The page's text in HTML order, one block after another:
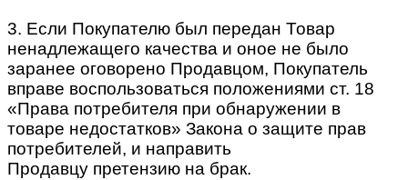
3. Если Покупателю был передан Товар
ненадлежащего качества и оное не было
заранее оговорено Продавцом, Покупатель
вправе воспользоваться положениями ст. 18
«Права потребителя при обнаружении в
товаре недостатков» Закона о защите прав
потребителей, и направить
Продавцу претензию на брак.